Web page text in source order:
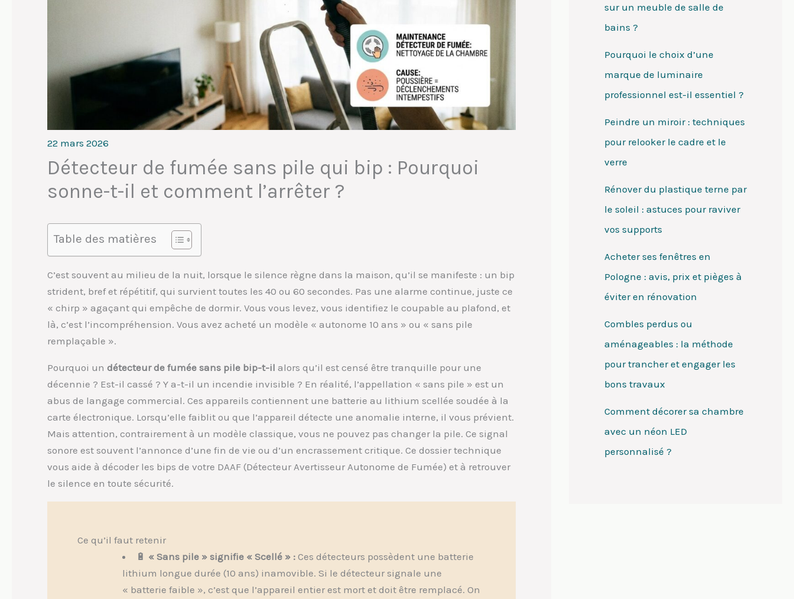
22 mars 2026
Détecteur de fumée sans pile qui bip : Pourquoi
sonne-t-il et comment l’arrêter ?
Table des matières
C’est souvent au milieu de la nuit, lorsque le silence règne dans la maison, qu’il se manifeste : un bip
strident, bref et répétitif, qui survient toutes les 40 ou 60 secondes. Pas une alarme continue, juste ce
« chirp » agaçant qui empêche de dormir. Vous vous levez, vous identifiez le coupable au plafond, et
là, c’est l’incompréhension. Vous avez acheté un modèle « autonome 10 ans » ou « sans pile
remplaçable ».
Pourquoi un détecteur de fumée sans pile bip-t-il alors qu’il est censé être tranquille pour une
décennie ? Est-il cassé ? Y a-t-il un incendie invisible ? En réalité, l’appellation « sans pile » est un
abus de langage commercial. Ces appareils contiennent une batterie au lithium scellée soudée à la
carte électronique. Lorsqu’elle faiblit ou que l’appareil détecte une anomalie interne, il vous prévient.
Mais attention, contrairement à un modèle classique, vous ne pouvez pas changer la pile. Ce signal
sonore est souvent l’annonce d’une fin de vie ou d’un encrassement critique. Ce dossier technique
vous aide à décoder les bips de votre DAAF (Détecteur Avertisseur Autonome de Fumée) et à retrouver
le silence en toute sécurité.
Ce qu’il faut retenir
🔋 « Sans pile » signifie « Scellé » : Ces détecteurs possèdent une batterie
lithium longue durée (10 ans) inamovible. Si le détecteur signale une
« batterie faible », c’est que l’appareil entier est mort et doit être remplacé. On
sur un meuble de salle de
bains ?
Pourquoi le choix d’une
marque de luminaire
professionnel est-il essentiel ?
Peindre un miroir : techniques
pour relooker le cadre et le
verre
Rénover du plastique terne par
le soleil : astuces pour raviver
vos supports
Acheter ses fenêtres en
Pologne : avis, prix et pièges à
éviter en rénovation
Combles perdus ou
aménageables : la méthode
pour trancher et engager les
bons travaux
Comment décorer sa chambre
avec un néon LED
personnalisé ?